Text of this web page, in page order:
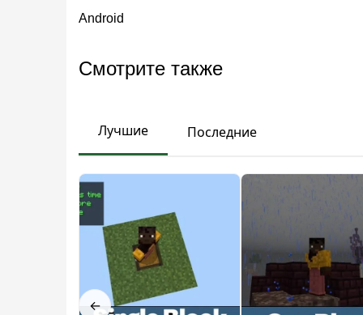
Версия включает
,
минералов. В лобби есть паркур-зона —
Торговцы-жители предлагают широкий
— это даст преимущество в бою.
Android
Смотрите также
Лучшие Последние
←